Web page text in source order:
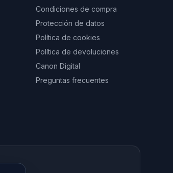
Condiciones de compra
Protección de datos
Política de cookies
Política de devoluciones
Canon Digital
Preguntas frecuentes